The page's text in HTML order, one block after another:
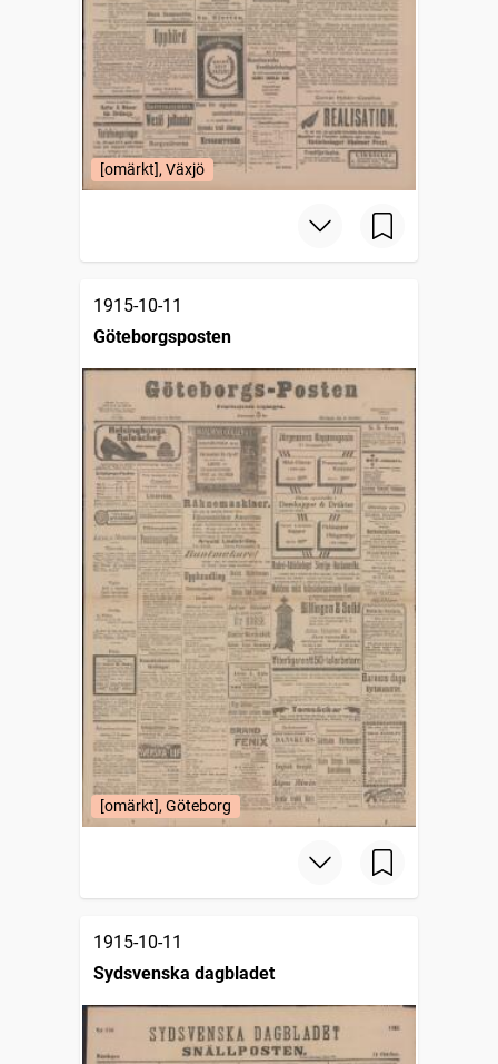
[omärkt], Växjö
1915-10-11
Göteborgsposten
[omärkt], Göteborg
1915-10-11
Sydsvenska dagbladet